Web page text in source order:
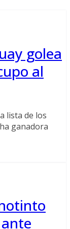
golea
al
lista de los
ganadora